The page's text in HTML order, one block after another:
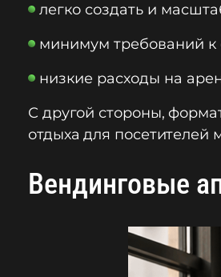
легко создать и
минимум требований
низкие расходы на
С другой стороны,
отдыха для посетителей
Вендинговые